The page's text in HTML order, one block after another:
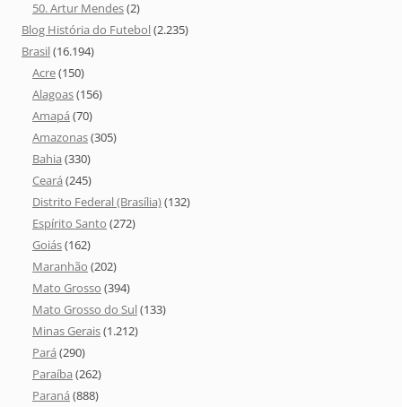
50. Artur Mendes(2)
Blog História do Futebol(2.235)
Brasil(16.194)
Acre(150)
Alagoas(156)
Amapá (70)
Amazonas(305)
Bahia (330)
Ceará (245)
Distrito Federal (Brasília)(132)
Espírito Santo (272)
Goiás(162)
Maranhão (202)
Mato Grosso (394)
Mato Grosso do Sul(133)
Minas Gerais(1.212)
Pará (290)
Paraíba (262)
Paraná (888)